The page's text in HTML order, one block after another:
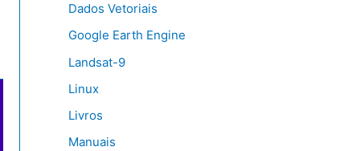
Dados Vetoriais
Google Earth Engine
Landsat-9
Linux
Livros
Manuais